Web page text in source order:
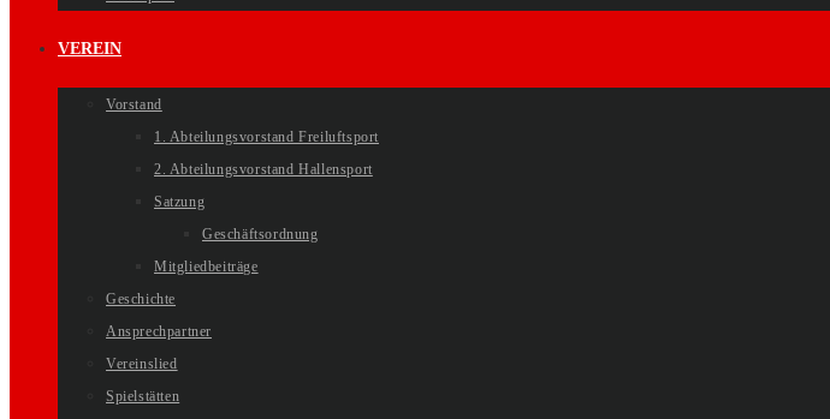
VEREIN
Vorstand
1. Abteilungsvorstand Freiluftsport
2. Abteilungsvorstand Hallensport
Satzung
Geschäftsordnung
Mitgliedbeiträge
Geschichte
Ansprechpartner
Vereinslied
Spielstätten